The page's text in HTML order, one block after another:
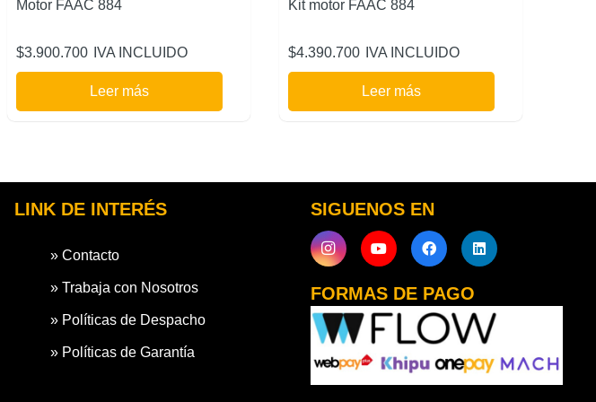
Motor FAAC 884
$3.900.700 IVA INCLUIDO
Leer más
Kit motor FAAC 884
$4.390.700 IVA INCLUIDO
Leer más
LINK DE INTERÉS
» Contacto
» Trabaja con Nosotros
» Políticas de Despacho
» Políticas de Garantía
SIGUENOS EN
FORMAS DE PAGO